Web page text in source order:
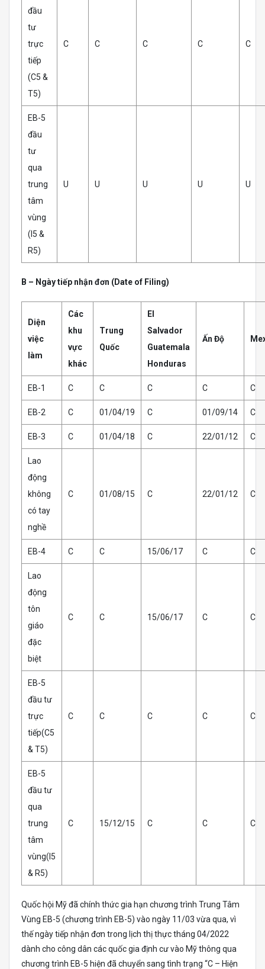
đầu
tư
trực
tiếp
(C5 &
T5)
C C C C C
EB-5
đầu
tư
qua
trung
tâm
vùng
(I5 &
R5)
U U U U U
B – Ngày tiếp nhận đơn (Date of Filing)
Diện
việc
làm
Các
khu
vực
khác
Trung
Quốc
El
Salvador
Guatemala
Honduras
Ấn Độ
EB-1 C C C C C
EB-2 C 01/04/19 C 01/09/14 C
EB-3 C 01/04/18 C 22/01/12 C
Lao
động
không
có tay
nghề
C 01/08/15 C 22/01/12 C
EB-4 C C 15/06/17 C C
Lao
động
tôn
giáo
đặc
biệt
C C 15/06/17 C C
EB-5
đầu tư
trực
tiếp(C5
& T5)
C C C C C
EB-5
đầu tư
qua
trung
tâm
vùng(I5
& R5)
C 15/12/15 C C C
Quốc hội Mỹ đã chính thức gia hạn chương trình Trung Tâm
Vùng EB-5 (chương trình EB-5) vào ngày 11/03 vừa qua, vì
thế ngày tiếp nhận đơn trong lịch thị thực tháng 04/2022
dành cho công dân các quốc gia định cư vào Mỹ thông qua
chương trình EB-5 hiện đã chuyển sang tình trạng “C – Hiện